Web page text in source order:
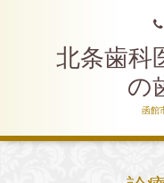
北条歯科
の
函館